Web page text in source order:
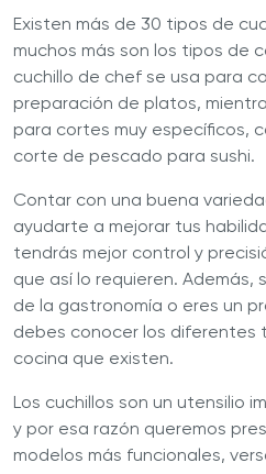
Existen más de 30 tipos de
muchos más son los tipos de
cuchillo de chef se usa para
preparación de platos,
para cortes muy específicos,
corte de pescado para sushi.
Contar con una buena
ayudarte a mejorar tus
tendrás mejor control y
que así lo requieren. Además,
de la gastronomía o eres un
debes conocer los diferentes
cocina que existen.
Los cuchillos son un utensilio
y por esa razón queremos
modelos más funcionales,